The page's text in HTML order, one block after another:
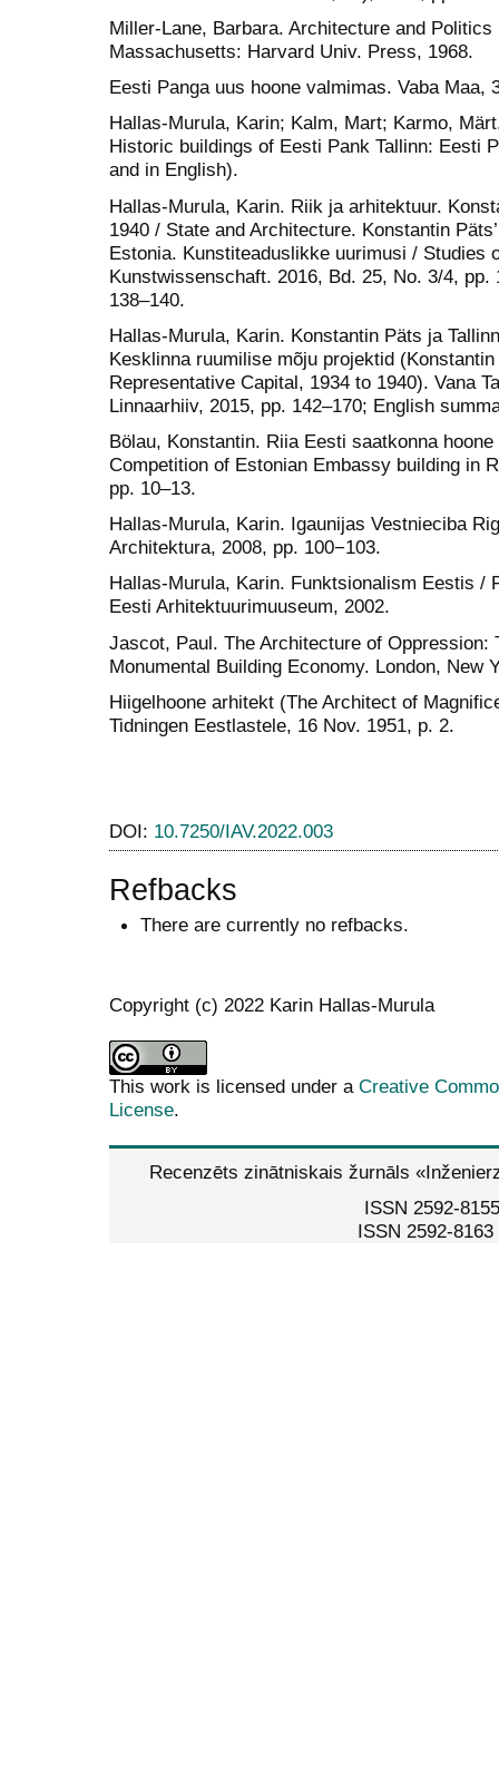
Miller-Lane, Barbara. Architecture and Politics
Massachusetts: Harvard Univ. Press, 1968.
Eesti Panga uus hoone valmimas. Vaba Maa,
Hallas-Murula, Karin; Kalm, Mart; Karmo,
Historic buildings of Eesti Pank Tallinn: Eesti
and in English).
Hallas-Murula, Karin. Riik ja arhitektuur.
1940 / State and Architecture. Konstantin
Estonia. Kunstiteaduslikke uurimusi / Studies
Kunstwissenschaft. 2016, Bd. 25, No. 3/4,
138–140.
Hallas-Murula, Karin. Konstantin Päts ja
Kesklinna ruumilise mõju projektid
Representative Capital, 1934 to 1940). Vana
Linnaarhiiv, 2015, pp. 142–170; English
Bölau, Konstantin. Riia Eesti saatkonna
Competition of Estonian Embassy building in
pp. 10–13.
Hallas-Murula, Karin. Igaunijas Vestnieciba
Architektura, 2008, pp. 100−103.
Hallas-Murula, Karin. Funktsionalism Eestis /
Eesti Arhitektuurimuuseum, 2002.
Jascot, Paul. The Architecture of Oppression:
Monumental Building Economy. London, New
Hiigelhoone arhitekt (The Architect of
Tidningen Eestlastele, 16 Nov. 1951, p. 2.
DOI: 10.7250/IAV.2022.003
Refbacks
There are currently no refbacks.
Copyright (c) 2022 Karin Hallas-Murula
This work is licensed under a Creative
License.
Recenzēts zinātniskais žurnāls
ISSN 2592-
ISSN 2592-8163